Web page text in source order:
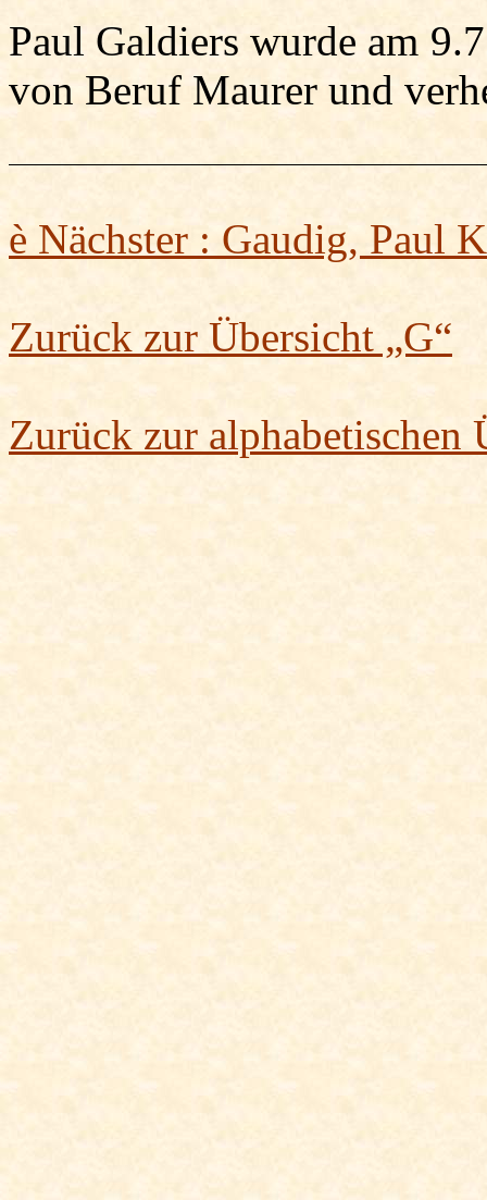
Paul Galdiers wurde am
von Beruf Maurer und
è Nächster : Gaudig, Paul
Zurück zur Übersicht „G“
Zurück zur alphabetischen